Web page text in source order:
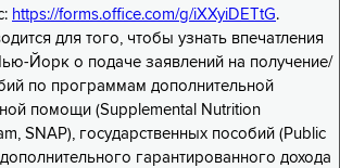
https://forms.office.com/g/iXXyiDETtG.
для того, чтобы узнать впечатления
Йорк о подаче заявлений на получение/
по программам дополнительной
помощи (Supplemental Nutrition
SNAP), государственных пособий (Public
гарантированного дохода